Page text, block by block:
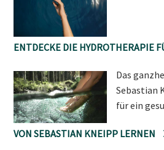
ENTDECKE DIE HYDROTHERAPIE
Das
Sebastian
für ein
VON SEBASTIAN KNEIPP LERNEN